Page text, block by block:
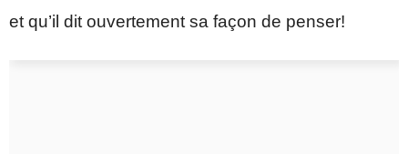
et qu’il dit ouvertement sa façon de penser!